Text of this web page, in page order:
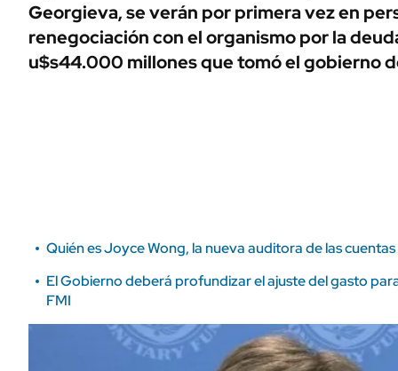
MEDIAKIT AMBITO DEBATE
URUGUAY
Georgieva, se verán por primera vez en
renegociación con el organismo por la
u$s44.000 millones que tomó el gobierno
Quién es Joyce Wong, la nueva auditora de las
El Gobierno deberá profundizar el ajuste del gasto
FMI